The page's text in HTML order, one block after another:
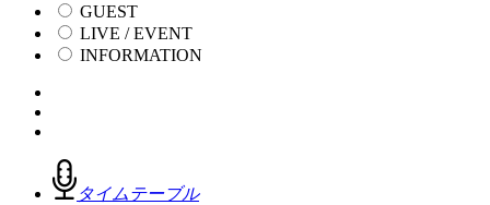
GUEST
LIVE / EVENT
INFORMATION
タイムテーブル